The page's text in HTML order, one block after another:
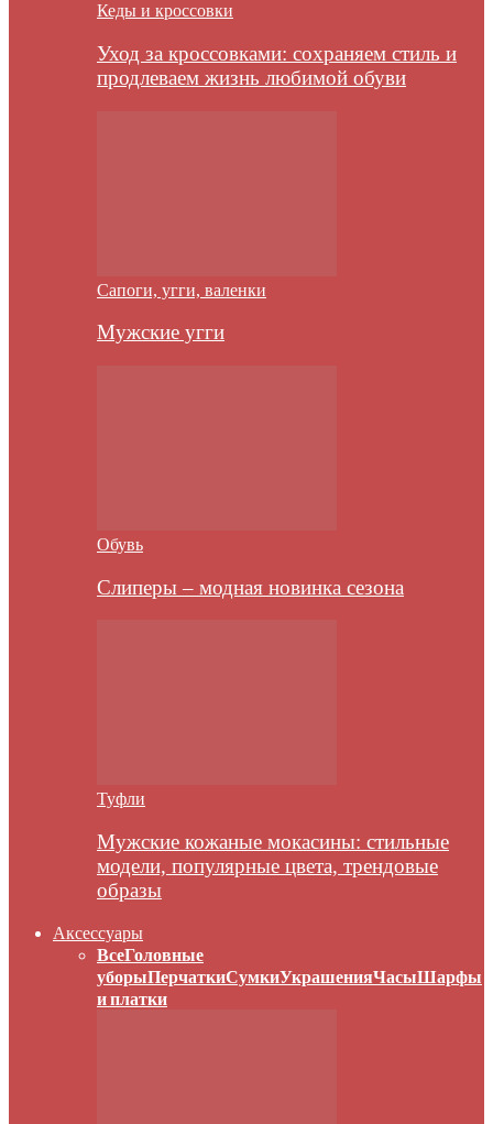
Кеды и кроссовки
Уход за кроссовками: сохраняем стиль и
продлеваем жизнь любимой обуви
Сапоги, угги, валенки
Мужские угги
Обувь
Слиперы – модная новинка сезона
Туфли
Мужские кожаные мокасины: стильные
модели, популярные цвета, трендовые
образы
Аксессуары
ВсеГоловные
уборыПерчаткиСумкиУкрашенияЧасыШарфы
и платки